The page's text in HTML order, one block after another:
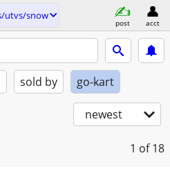
utvs/snow
post acct
sold by go-kart
newest
1 of 18